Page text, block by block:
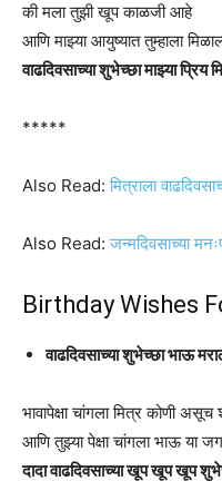
की मला तुझी खूप काळजी आहे
आणि माझ्या आयुष्यात तुम्हाला
वाढदिवसाच्या शुभेच्छा माझ्या प्रिय
*****
Also Read:मित्राला
Also Read:जन्मदिवसाच्या
Birthday Wishes
वाढदिवसाच्या शुभेच्छा भाऊ
भावापेक्षा चांगला मित्र कोणी
आणि तुझ्या पेक्षा चांगला भाऊ या
दादा वाढदिवसाच्या खूप खूप खूप